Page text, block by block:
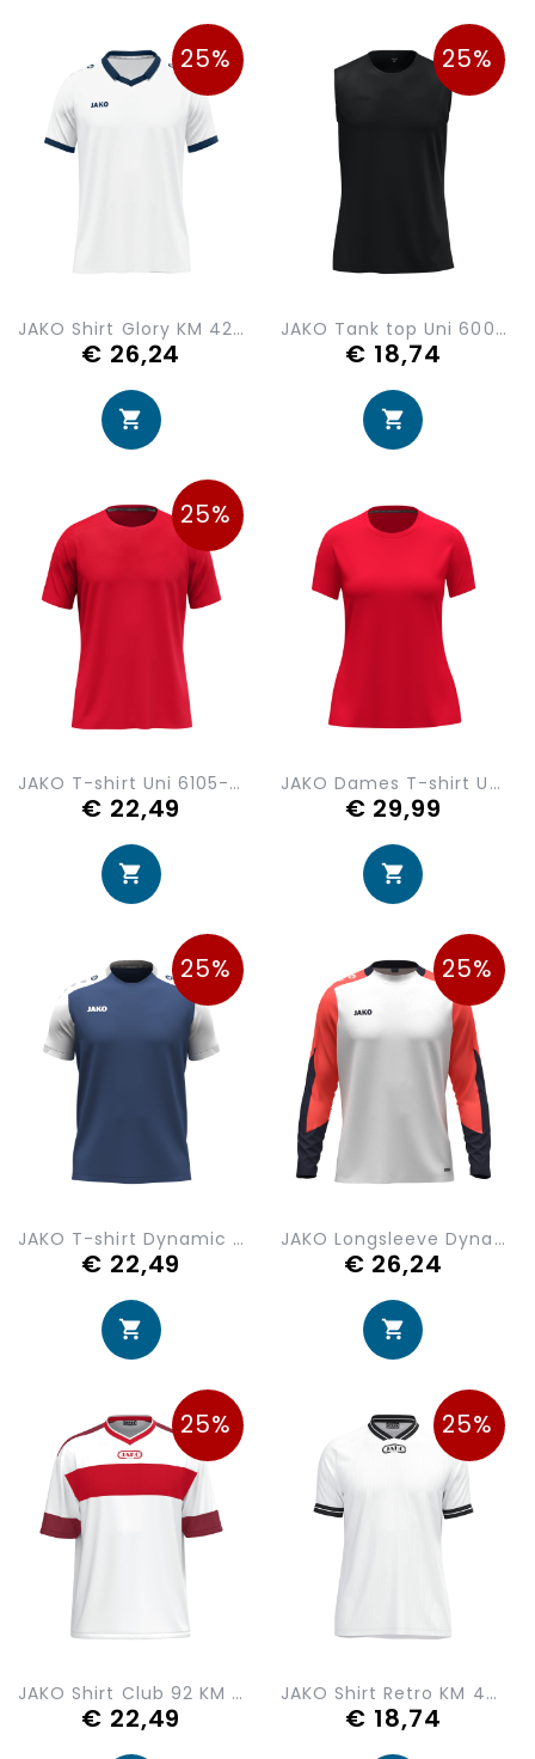
25%
JAKO Shirt Glory KM 4251-007
€ 26,24
25%
JAKO Tank top Uni 6005-800
€ 18,74
25%
JAKO T-shirt Uni 6105-100
€ 22,49
JAKO Dames T-shirt Uni 6105D-100
€ 29,99
25%
JAKO T-shirt Dynamic 6170-921
€ 22,49
25%
JAKO Longsleeve Dynamic 8870-026
€ 26,24
25%
JAKO Shirt Club 92 KM 4246
€ 22,49
25%
JAKO Shirt Retro KM 4247
€ 18,74